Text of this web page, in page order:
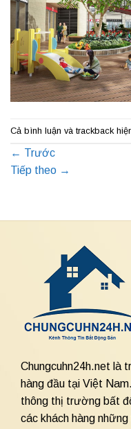
Cả bình luận và trackback
← Trước
Tiếp theo →
Chungcuhn24h.net là
hàng đầu tại Việt
thông thị trường bất
các khách hàng